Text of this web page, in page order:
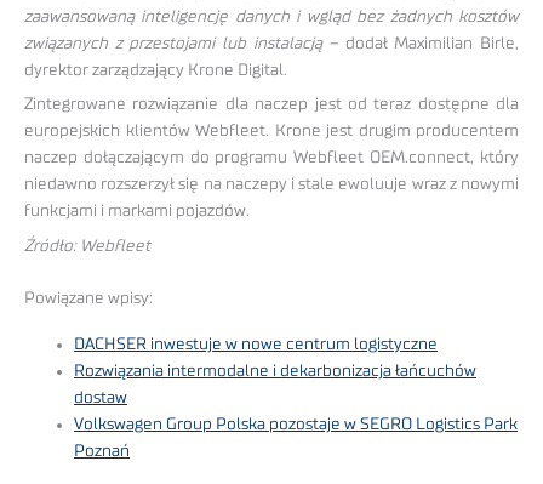
zaawansowaną inteligencję danych i wgląd bez żadnych kosztów
związanych z przestojami lub instalacją – dodał Maximilian Birle,
dyrektor zarządzający Krone Digital.
Zintegrowane rozwiązanie dla naczep jest od teraz dostępne dla
europejskich klientów Webfleet. Krone jest drugim producentem
naczep dołączającym do programu Webfleet OEM.connect, który
niedawno rozszerzył się na naczepy i stale ewoluuje wraz z nowymi
funkcjami i markami pojazdów.
Źródło: Webfleet
Powiązane wpisy:
DACHSER inwestuje w nowe centrum logistyczne
Rozwiązania intermodalne i dekarbonizacja łańcuchów
dostaw
Volkswagen Group Polska pozostaje w SEGRO Logistics Park
Poznań